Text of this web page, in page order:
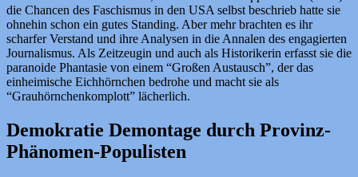
die Chancen des Faschismus in den USA selbst beschrieb hatte sie
ohnehin schon ein gutes Standing. Aber mehr brachten es ihr
scharfer Verstand und ihre Analysen in die Annalen des engagierten
Journalismus. Als Zeitzeugin und auch als Historikerin erfasst sie die
paranoide Phantasie von einem “Großen Austausch”, der das
einheimische Eichhörnchen bedrohe und macht sie als
“Grauhörnchenkomplott” lächerlich.
Demokratie Demontage durch Provinz-
Phänomen-Populisten